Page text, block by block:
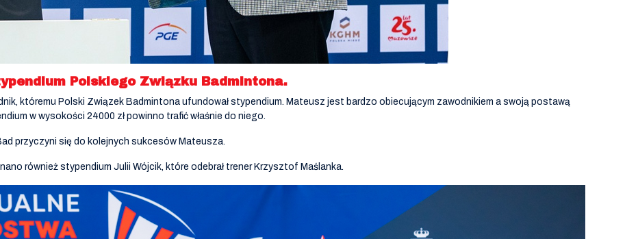
Polskiego Związku Badmintona.
któremu Polski Związek Badmintona ufundował stypendium. Mateusz jest bardzo obiecującym zawodnikiem a swoją postawą
w wysokości 24000 zł powinno trafić właśnie do niego.
przyczyni się do kolejnych sukcesów Mateusza.
również stypendium Julii Wójcik, które odebrał trener Krzysztof Maślanka.